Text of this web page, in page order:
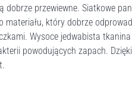
dobrze przewiewne. Siatkowe
który dobrze
Wysoce jedwabista
powodujących zapach.